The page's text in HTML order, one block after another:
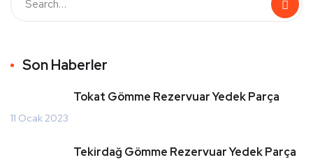
Son Haberler
Tokat Gömme Rezervuar Yedek Parça
11 Ocak 2023
Tekirdağ Gömme Rezervuar Yedek Parça